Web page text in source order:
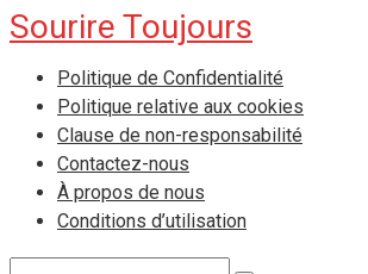
Skip
to
content
Sourire Toujours
Politique de Confidentialité
Politique relative aux cookies
Clause de non-responsabilité
Contactez-nous
À propos de nous
Conditions d’utilisation